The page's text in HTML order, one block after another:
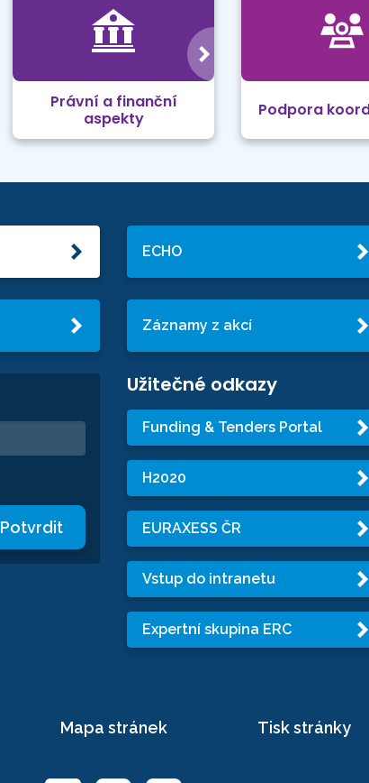
Právní a finanční
aspekty
Podpora
Potvrdit
ECHO
Záznamy z akcí
Užitečné odkazy
Funding & Tenders Portal
H2020
EURAXESS ČR
Vstup do intranetu
Expertní skupina ERC
Mapa stránek Tisk stránky